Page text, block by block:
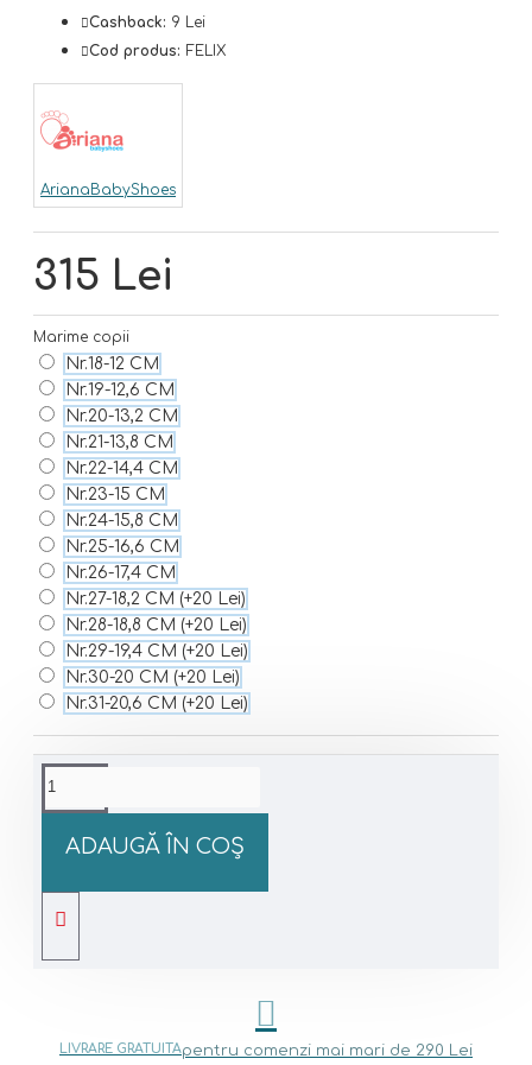
315 Lei
Cashback: 9 Lei
Cod produs: FELIX
ArianaBabyShoes
Marime copii
Nr.18-12 CM
Nr.19-12,6 CM
Nr.20-13,2 CM
Nr.21-13,8 CM
Nr.22-14,4 CM
Nr.23-15 CM
Nr.24-15,8 CM
Nr.25-16,6 CM
Nr.26-17,4 CM
Nr.27-18,2 CM (+20 Lei)
Nr.28-18,8 CM (+20 Lei)
Nr.29-19,4 CM (+20 Lei)
Nr.30-20 CM (+20 Lei)
Nr.31-20,6 CM (+20 Lei)
ADAUGĂ ÎN COŞ
LIVRARE GRATUITApentru comenzi mai mari de 290 Lei